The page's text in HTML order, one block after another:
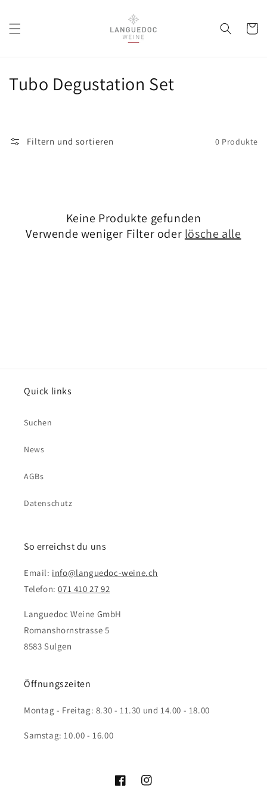
Inhalt
K
e
Tubo Degustation Set
Filtern und sortieren 0 Produkte
Keine Produkte gefunden
Verwende weniger Filter oder lösche alle
Quick links
Suchen
News
AGBs
Datenschutz
So erreichst du uns
Email: info@languedoc-weine.ch
Telefon:071 410 27 92
Languedoc Weine GmbH
Romanshornstrasse 5
8583 Sulgen
Öffnungszeiten
Montag - Freitag: 8.30 - 11.30 und 14.00 - 18.00
Samstag: 10.00 - 16.00
FacebookInstagram